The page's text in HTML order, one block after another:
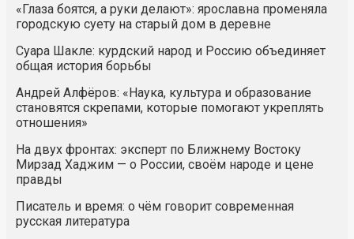
«Глаза боятся, а руки делают»: ярославна променяла
городскую суету на старый дом в деревне
Суара Шакле: курдский народ и Россию объединяет
общая история борьбы
Андрей Алфёров: «Наука, культура и образование
становятся скрепами, которые помогают укреплять
отношения»
На двух фронтах: эксперт по Ближнему Востоку
Мирзад Хаджим — о России, своём народе и цене
правды
Писатель и время: о чём говорит современная
русская литература